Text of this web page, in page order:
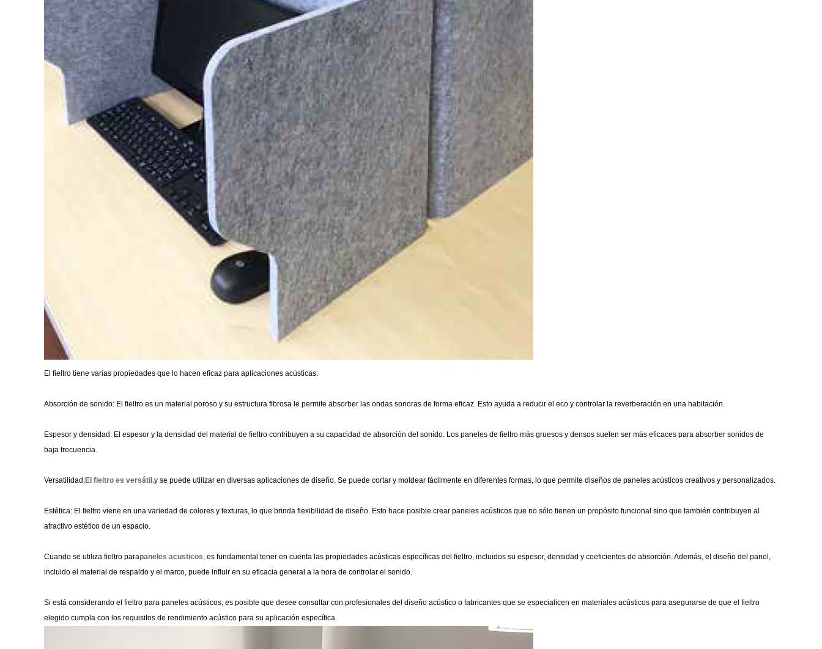
El fieltro tiene varias propiedades que lo hacen eficaz para aplicaciones acústicas:
Absorción de sonido: El fieltro es un material poroso y su estructura fibrosa le permite absorber las ondas sonoras de forma eficaz. Esto ayuda a reducir el eco y controlar la reverberación en una habitación.
Espesor y densidad: El espesor y la densidad del material de fieltro contribuyen a su capacidad de absorción del sonido. Los paneles de fieltro más gruesos y densos suelen ser más eficaces para absorber sonidos de
baja frecuencia.
Versatilidad:El fieltro es versátil.y se puede utilizar en diversas aplicaciones de diseño. Se puede cortar y moldear fácilmente en diferentes formas, lo que permite diseños de paneles acústicos creativos y personalizados.
Estética: El fieltro viene en una variedad de colores y texturas, lo que brinda flexibilidad de diseño. Esto hace posible crear paneles acústicos que no sólo tienen un propósito funcional sino que también contribuyen al
atractivo estético de un espacio.
Cuando se utiliza fieltro parapaneles acusticos , es fundamental tener en cuenta las propiedades acústicas específicas del fieltro, incluidos su espesor, densidad y coeficientes de absorción. Además, el diseño del panel,
incluido el material de respaldo y el marco, puede influir en su eficacia general a la hora de controlar el sonido.
Si está considerando el fieltro para paneles acústicos, es posible que desee consultar con profesionales del diseño acústico o fabricantes que se especialicen en materiales acústicos para asegurarse de que el fieltro
elegido cumpla con los requisitos de rendimiento acústico para su aplicación específica.